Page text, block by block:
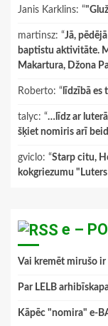
Janis Karklins: “
martinsz: “Jā,
baptistu aktivitāte.
Makartura, Džona
Roberto: “ līdzībā es
talyc: “…līdz ar
šķiet nomiris arī
gviclo: “Starp citu,
kokgriezumu
e –
Vai kremēt mirušo ir
Par LELB
Kāpēc "nomira" e-